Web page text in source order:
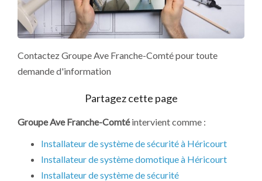
Contactez Groupe Ave Franche-Comté pour toute
demande d'information
Groupe Ave Franche-Comtéintervient comme :
Installateur de système de sécurité à Héricourt
Installateur de système domotique à Héricourt
Installateur de système de sécurité